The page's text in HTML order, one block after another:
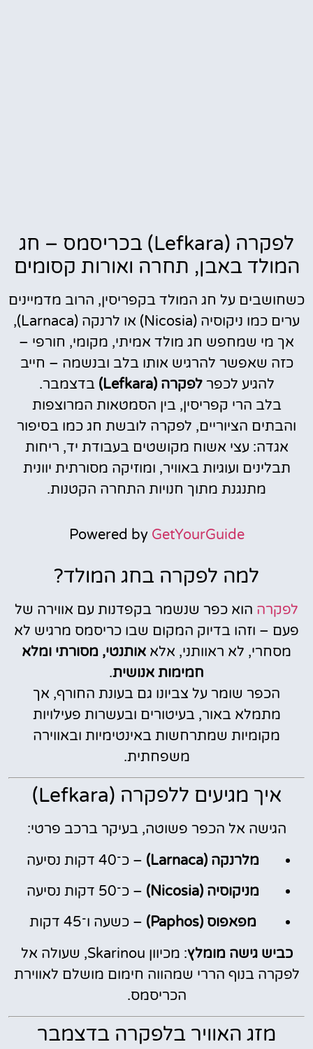
לפקרה (Lefkara) בכריסמס – חג
המולד באבן, תחרה ואורות קסומים
כשחושבים על חג המולד בקפריסין, הרוב מדמיינים
ערים כמו ניקוסיה (Nicosia) או לרנקה (Larnaca),
אך מי שמחפש חג מולד אמיתי, מקומי, חורפי –
כזה שאפשר להרגיש אותו בלב ובנשמה – חייב
להגיע לכפרלפקרה (Lefkara)
בדצמבר.
בלב הרי קפריסין, בין הסמטאות המרוצפות
והבתים הציוריים, לפקרה לובשת חג כמו בסיפור
אגדה: עצי אשוח מקושטים בעבודת יד, ריחות
תבלינים ועוגיות באוויר, ומוזיקה מסורתית יוונית
מתנגנת מתוך חנויות התחרה הקטנות.
Powered by GetYourGuide
למה לפקרה בחג המולד?
לפקרה הוא כפר שנשמר בקפדנות עם אווירה של
פעם – וזהו בדיוק המקום שבו כריסמס מרגיש לא
מסחרי, לא ראוותני, אלא אותנטי, מסורתי ומלא
חמימות אנושית.
הכפר שומר על צביונו גם בעונת החורף, אך
מתמלא באור, בעיטורים ובעשרות פעילויות
מקומיות שמתרחשות באינטימיות ובאווירה
משפחתית.
איך מגיעים ללפקרה (Lefkara)
הגישה אל הכפר פשוטה, בעיקר ברכב פרטי:
מלרנקה (Larnaca)
– כ־40 דקות נסיעה
מניקוסיה (Nicosia)
– כ־50 דקות נסיעה
מפאפוס (Paphos)
– כשעה ו־45 דקות
כביש גישה מומלץ
: מכיוון Skarinou, שעולה אל
לפקרה בנוף הררי שמהווה חימום מושלם לאווירת
הכריסמס.
מזג האוויר בלפקרה בדצמבר